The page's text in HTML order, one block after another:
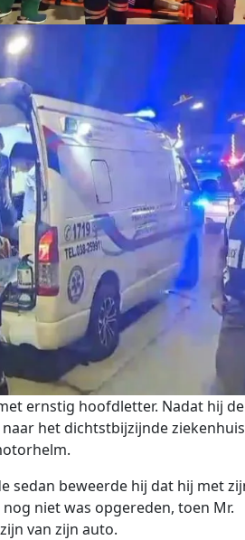
ernstig hoofdletter. Nadat hij de
het dichtstbijzijnde ziekenhuis
sedan beweerde hij dat hij met
niet was opgereden, toen Mr.
van zijn auto.